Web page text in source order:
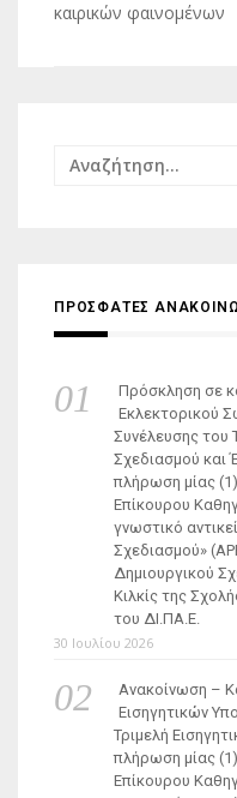
καιρικών φαινομένων
Αναζήτηση
ΠΡΟΣΦΑΤΕΣ
Πρόσκληση σε
Εκλεκτορικού
Συνέλευσης του
Σχεδιασμού και
πλήρωση μίας
Επίκουρου
γνωστικό
Σχεδιασμού»
Δημιουργικού
Κιλκίς της
του ΔΙ.ΠΑ.Ε.
30 Ιουλίου 2026
Ανακοίνωση –
Εισηγητικών
Τριμελή
πλήρωση μίας
Επίκουρου